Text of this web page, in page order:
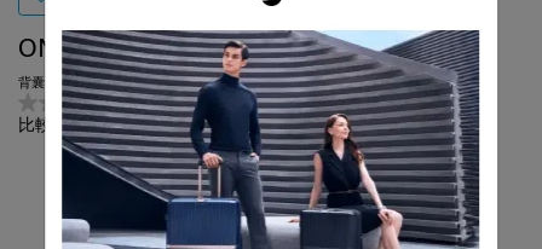
ONGOING
背囊 14.1吋 SP
0.0 (0)
比較
KARISSA EVO
背囊
0.0 (0)
比較